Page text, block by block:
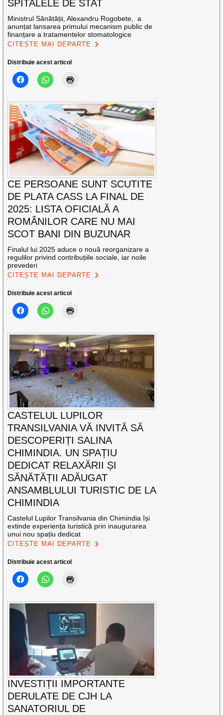
SPITALELE DE STAT
Ministrul Sănătății, Alexandru Rogobete, a
anunțat lansarea primului mecanism public de
finanțare a tratamentelor stomatologice
CITEȘTE MAI DEPARTE
Distribuie acest articol
CE PERSOANE SUNT SCUTITE
DE PLATA CASS LA FINAL DE
2025: LISTA OFICIALĂ A
ROMÂNILOR CARE NU MAI
SCOT BANI DIN BUZUNAR
Finalul lui 2025 aduce o nouă reorganizare a
regulilor privind contribuțiile sociale, iar noile
prevederi
CITEȘTE MAI DEPARTE
Distribuie acest articol
CASTELUL LUPILOR
TRANSILVANIA VĂ INVITĂ SĂ
DESCOPERIȚI SALINA
CHIMINDIA. UN SPAȚIU
DEDICAT RELAXĂRII ȘI
SĂNĂTĂȚII ADĂUGAT
ANSAMBLULUI TURISTIC DE LA
CHIMINDIA
Castelul Lupilor Transilvania din Chimindia își
extinde experiența turistică prin inaugurarea
unui nou spațiu dedicat
CITEȘTE MAI DEPARTE
Distribuie acest articol
INVESTIȚII IMPORTANTE
DERULATE DE CJH LA
SANATORIUL DE